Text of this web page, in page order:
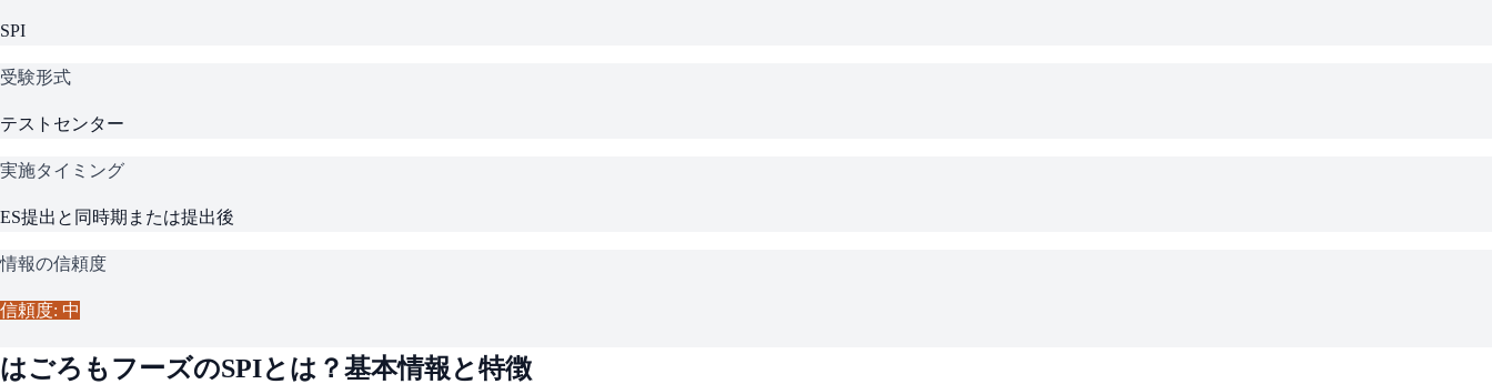
SPI
受験形式
テストセンター
実施タイミング
ES提出と同時期または提出後
情報の信頼度
信頼度: 中
はごろもフーズのSPIとは？基本情報と特徴